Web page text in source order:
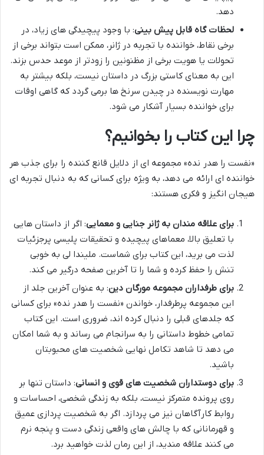
دهد.
لحظات گاه قابل پیش بینی: با وجود پیچیدگی های زیاد، در
برخی نقاط، خواننده با تجربه در ژانر، ممکن است بتواند برخی از
تحولات یا هویت برخی از مظنونین را زودتر از موعد حدس بزند.
این به معنای کاستی بزرگ در داستان نیست، بلکه بیشتر به
مهارت نویسنده در چیدن سرنخ ها برمی گردد که گاهی اوقات
برای خواننده بسیار آشکار می شود.
چرا این کتاب را بخوانیم؟
«نفست را هدر نده» مجموعه ای از دلایل قانع کننده را برای جذب هر
خواننده ای ارائه می دهد، به ویژه برای کسانی که به دنبال تجربه ای
هیجان انگیز و فکری هستند:
برای علاقه مندان به ژانر جنایی و معمایی: اگر از داستان هایی
با تعلیق بالا، معماهای پیچیده و تحقیقات پلیسی پرجزئیات
لذت می برید، این کتاب برای شماست. ملیندا لی به خوبی
تنش را حفظ کرده و شما را تا آخرین صفحه درگیر می کند.
برای طرفداران مجموعه مورگان دین: به عنوان آخرین جلد از
این مجموعه پرطرفدار، خواندن «نفست را هدر نده» برای کسانی
که جلدهای قبلی را دنبال کرده اند، ضروری است. این کتاب
تمامی خطوط داستانی را به سرانجام می رساند و به شما امکان
می دهد تا شاهد تکامل نهایی شخصیت های محبوبتان
باشید.
برای دوستداران شخصیت های قوی و انسانی: داستان تنها بر
روی پرونده متمرکز نیست، بلکه به زندگی شخصی، احساسات و
روابط کارآگاهان نیز می پردازد. اگر به شخصیت پردازی عمیق
و قهرمانانی که با چالش های واقعی زندگی دست و پنجه نرم
می کنند علاقه مندید، از این رمان لذت خواهید برد.